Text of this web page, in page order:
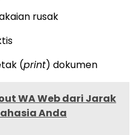
rusak
(print) dokumen
WA Web dari Jarak
Anda